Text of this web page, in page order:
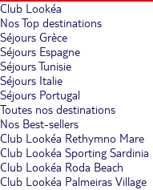
Club Lookéa
Nos Top destinations
Séjours Grèce
Séjours Espagne
Séjours Tunisie
Séjours Italie
Séjours Portugal
Toutes nos destinations
Nos Best-sellers
Club Lookéa Rethymno Mare
Club Lookéa Sporting Sardinia
Club Lookéa Roda Beach
Club Lookéa Palmeiras Village